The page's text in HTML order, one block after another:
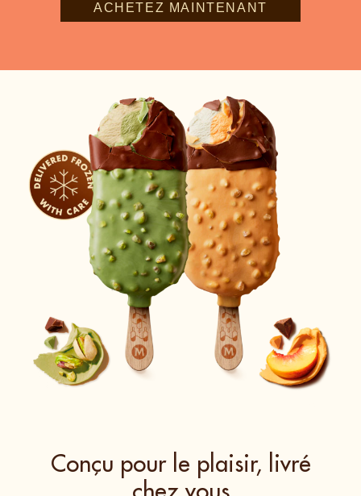
ACHETEZ MAINTENANT
Conçu pour le plaisir, livré